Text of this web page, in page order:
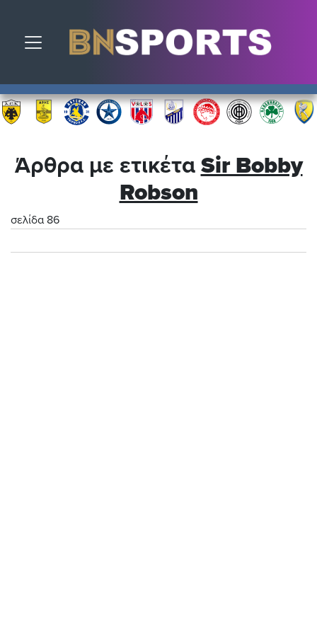
Toggle navigation
Άρθρα με ετικέτα Sir Bobby
Robson
σελίδα 86